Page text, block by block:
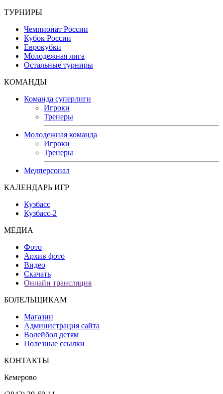
ТУРНИРЫ
Чемпионат России
Кубок России
Еврокубки
Молодежная лига
Остальные турниры
КОМАНДЫ
Команда суперлиги
Игроки
Тренеры
Молодежная команда
Игроки
Тренеры
Медперсонал
КАЛЕНДАРЬ ИГР
Кузбасс
Кузбасс-2
МЕДИА
Фото
Архив фото
Видео
Скачать
Онлайн трансляция
БОЛЕЛЬЩИКАМ
Магазин
Администрация сайта
Волейбол детям
Полезные ссылки
КОНТАКТЫ
Кемерово